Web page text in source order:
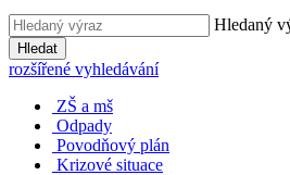
Hledaný
Hledat
rozšířené vyhledávání
ZŠ a mš
Odpady
Povodňový plán
Krizové situace